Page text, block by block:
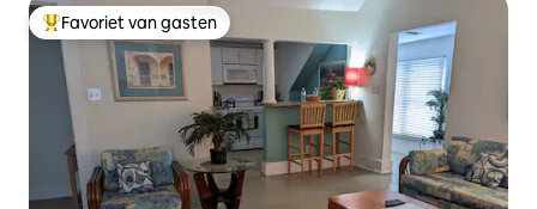
Topfavoriet van gasten
Favoriet van gasten